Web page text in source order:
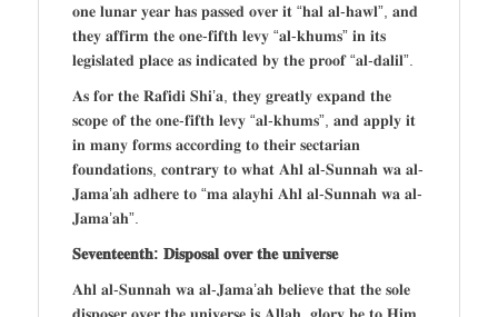
𝐨𝐧𝐞 𝐥𝐮𝐧𝐚𝐫 𝐲𝐞𝐚𝐫 𝐡𝐚𝐬 𝐩𝐚𝐬𝐬𝐞𝐝 𝐨𝐯𝐞𝐫 𝐢𝐭 “𝐡𝐚𝐥 𝐚𝐥-𝐡𝐚𝐰𝐥”, 𝐚𝐧𝐝
𝐭𝐡𝐞𝐲 𝐚𝐟𝐟𝐢𝐫𝐦 𝐭𝐡𝐞 𝐨𝐧𝐞-𝐟𝐢𝐟𝐭𝐡 𝐥𝐞𝐯𝐲 “𝐚𝐥-𝐤𝐡𝐮𝐦𝐬” 𝐢𝐧 𝐢𝐭𝐬
𝐥𝐞𝐠𝐢𝐬𝐥𝐚𝐭𝐞𝐝 𝐩𝐥𝐚𝐜𝐞 𝐚𝐬 𝐢𝐧𝐝𝐢𝐜𝐚𝐭𝐞𝐝 𝐛𝐲 𝐭𝐡𝐞 𝐩𝐫𝐨𝐨𝐟 “𝐚𝐥-𝐝𝐚𝐥𝐢𝐥”.
𝐀𝐬 𝐟𝐨𝐫 𝐭𝐡𝐞 𝐑𝐚𝐟𝐢𝐝𝐢 𝐒𝐡𝐢’𝐚, 𝐭𝐡𝐞𝐲 𝐠𝐫𝐞𝐚𝐭𝐥𝐲 𝐞𝐱𝐩𝐚𝐧𝐝 𝐭𝐡𝐞
𝐬𝐜𝐨𝐩𝐞 𝐨𝐟 𝐭𝐡𝐞 𝐨𝐧𝐞-𝐟𝐢𝐟𝐭𝐡 𝐥𝐞𝐯𝐲 “𝐚𝐥-𝐤𝐡𝐮𝐦𝐬”, 𝐚𝐧𝐝 𝐚𝐩𝐩𝐥𝐲 𝐢𝐭
𝐢𝐧 𝐦𝐚𝐧𝐲 𝐟𝐨𝐫𝐦𝐬 𝐚𝐜𝐜𝐨𝐫𝐝𝐢𝐧𝐠 𝐭𝐨 𝐭𝐡𝐞𝐢𝐫 𝐬𝐞𝐜𝐭𝐚𝐫𝐢𝐚𝐧
𝐟𝐨𝐮𝐧𝐝𝐚𝐭𝐢𝐨𝐧𝐬, 𝐜𝐨𝐧𝐭𝐫𝐚𝐫𝐲 𝐭𝐨 𝐰𝐡𝐚𝐭 𝐀𝐡𝐥 𝐚𝐥-𝐒𝐮𝐧𝐧𝐚𝐡 𝐰𝐚 𝐚𝐥-
𝐉𝐚𝐦𝐚’𝐚𝐡 𝐚𝐝𝐡𝐞𝐫𝐞 𝐭𝐨 “𝐦𝐚 𝐚𝐥𝐚𝐲𝐡𝐢 𝐀𝐡𝐥 𝐚𝐥-𝐒𝐮𝐧𝐧𝐚𝐡 𝐰𝐚 𝐚𝐥-
𝐉𝐚𝐦𝐚’𝐚𝐡”.
𝐒𝐞𝐯𝐞𝐧𝐭𝐞𝐞𝐧𝐭𝐡: 𝐃𝐢𝐬𝐩𝐨𝐬𝐚𝐥 𝐨𝐯𝐞𝐫 𝐭𝐡𝐞 𝐮𝐧𝐢𝐯𝐞𝐫𝐬𝐞
𝐀𝐡𝐥 𝐚𝐥-𝐒𝐮𝐧𝐧𝐚𝐡 𝐰𝐚 𝐚𝐥-𝐉𝐚𝐦𝐚’𝐚𝐡 𝐛𝐞𝐥𝐢𝐞𝐯𝐞 𝐭𝐡𝐚𝐭 𝐭𝐡𝐞 𝐬𝐨𝐥𝐞
𝐝𝐢𝐬𝐩𝐨𝐬𝐞𝐫 𝐨𝐯𝐞𝐫 𝐭𝐡𝐞 𝐮𝐧𝐢𝐯𝐞𝐫𝐬𝐞 𝐢𝐬 𝐀𝐥𝐥𝐚𝐡, 𝐠𝐥𝐨𝐫𝐲 𝐛𝐞 𝐭𝐨 𝐇𝐢𝐦